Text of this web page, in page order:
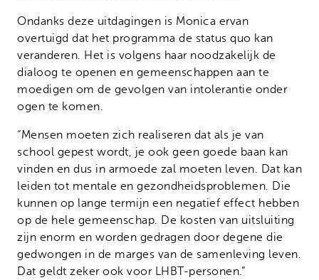
Ondanks deze uitdagingen is Monica ervan
overtuigd dat het programma de status quo kan
veranderen. Het is volgens haar noodzakelijk de
dialoog te openen en gemeenschappen aan te
moedigen om de gevolgen van intolerantie onder
ogen te komen.
“Mensen moeten zich realiseren dat als je van
school gepest wordt, je ook geen goede baan kan
vinden en dus in armoede zal moeten leven. Dat kan
leiden tot mentale en gezondheidsproblemen. Die
kunnen op lange termijn een negatief effect hebben
op de hele gemeenschap. De kosten van uitsluiting
zijn enorm en worden gedragen door degene die
gedwongen in de marges van de samenleving leven.
Dat geldt zeker ook voor LHBT-personen.”